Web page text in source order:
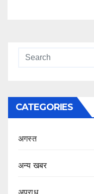
CATEGORIES
अगस्त
अन्य खबर
अपराध